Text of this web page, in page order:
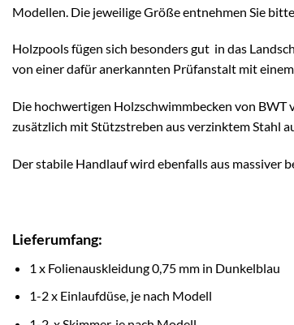
Modellen. Die jeweilige Größe entnehmen Sie
Holzpools fügen sich besonders gut in das
von einer dafür anerkannten Prüfanstalt mit
Die hochwertigen Holzschwimmbecken von BWT
zusätzlich mit Stützstreben aus verzinktem Stahl
Der stabile Handlauf wird ebenfalls aus massiver
Lieferumfang:
1 x Folienauskleidung 0,75 mm in Dunkelblau
1-2 x Einlaufdüse, je nach Modell